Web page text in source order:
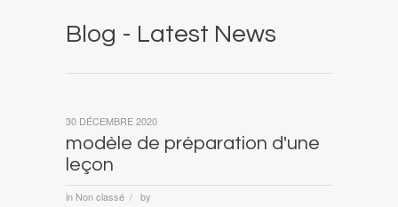
Blog - Latest News
modèle de préparation d'une
leçon
in Non classé / by
30 DÉCEMBRE 2020